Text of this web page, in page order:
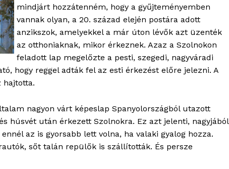
Hasznos
mindjárt hozzátenném, hogy a gyűjteményemben
vannak olyan, a 20. század elején postára adott
anzikszok, amelyekkel a már úton lévők azt üzenték
az otthoniaknak, mikor érkeznek. Azaz a Szolnokon
feladott lap megelőzte a pesti, szegedi, nagyváradi
hogy reggel adták fel az esti érkezést előre jelezni. A
hajtotta.
nagyon várt képeslap Spanyolországból utazott
húsvét után érkezett Szolnokra. Ez azt jelenti, nagyjából
az is gyorsabb lett volna, ha valaki gyalog hozza.
sőt talán repülők is szállították. És persze